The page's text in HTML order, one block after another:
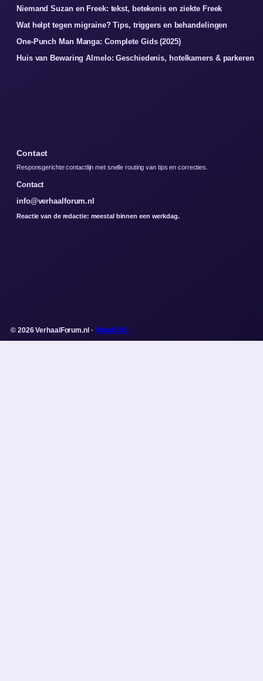
Niemand Suzan en Freek: tekst, betekenis en ziekte Freek
Wat helpt tegen migraine? Tips, triggers en behandelingen
One-Punch Man Manga: Complete Gids (2025)
Huis van Bewaring Almelo: Geschiedenis, hotelkamers & parkeren
Contact
Responsgerichte contactlijn met snelle routing van tips en correcties.
Contact
info@verhaalforum.nl
Reactie van de redactie: meestal binnen een werkdag.
© 2026 VerhaalForum.nl · WorldRSS